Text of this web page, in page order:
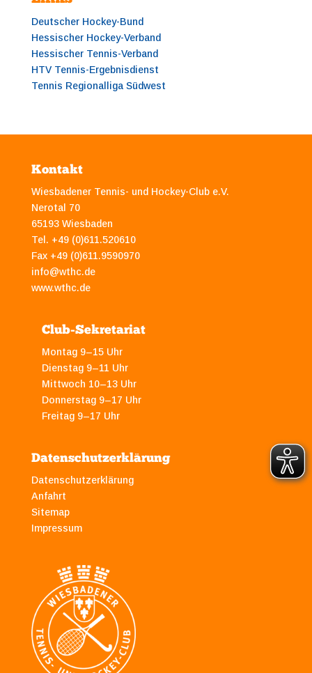
Deutscher Hockey-Bund
Hessischer Hockey-Verband
Hessischer Tennis-Verband
HTV Tennis-Ergebnisdienst
Tennis Regionalliga Südwest
Kontakt
Wiesbadener Tennis- und Hockey-Club e.V.
Nerotal 70
65193 Wiesbaden
Tel. +49 (0)611.520610
Fax +49 (0)611.9590970
info@wthc.de
www.wthc.de
Club-Sekretariat
Montag 9–15 Uhr
Dienstag 9–11 Uhr
Mittwoch 10–13 Uhr
Donnerstag 9–17 Uhr
Freitag 9–17 Uhr
Datenschutzerklärung
Datenschutzerklärung
Anfahrt
Sitemap
Impressum